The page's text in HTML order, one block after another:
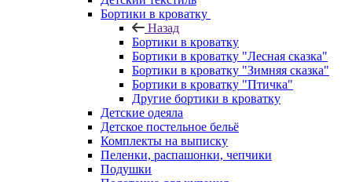
Бортики в кроватку
Назад
Бортики в кроватку
Бортики в кроватку "Лесная сказка"
Бортики в кроватку "Зимняя сказка"
Бортики в кроватку "Птичка"
Другие бортики в кроватку
Детские одеяла
Детское постельное бельё
Комплекты на выписку
Пеленки, распашонки, чепчики
Подушки